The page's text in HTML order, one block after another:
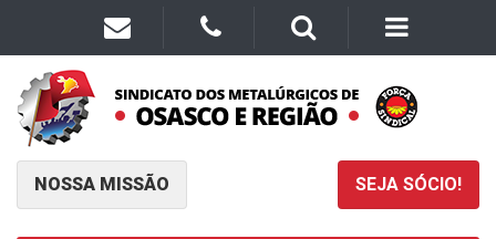
NOSSA MISSÃO SEJA SÓCIO!